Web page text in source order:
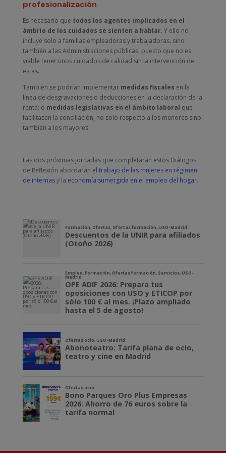
profesionalización
Es necesario que todos los agentes implicados en el
ámbito de los cuidados se sienten a hablar. Y ello no
incluye solo a familias empleadoras y trabajadoras, sino
también a las Administraciones públicas, puesto que no es
viable tener unos cuidados de calidad sin la intervención de
estas.
También se podrían implementar medidas fiscales en la
línea de desgravaciones o deducciones en la declaración de la
renta; o medidas legislativas en el ámbito laboral que
facilitasen la conciliación, no solo respecto a los menores sino
también a los mayores.
Las dos próximas jornadas que completarán estos Diálogos
de Reflexión abordarán el trabajo de las mujeres en régimen
de internasy la economía sumergida en el empleo del hogar.